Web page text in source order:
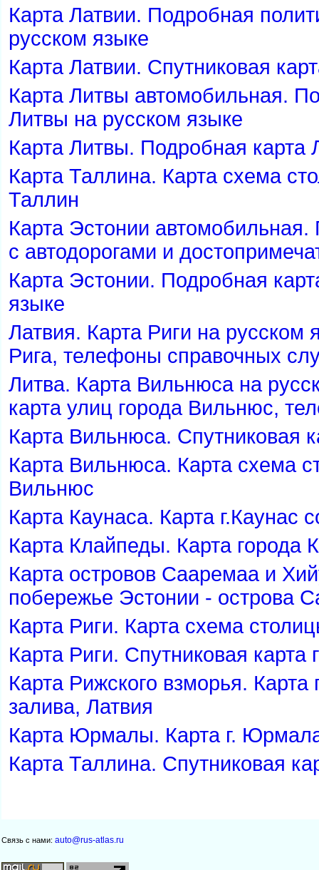
Карта Латвии. Подробная
русском языке
Карта Латвии. Спутниковая
Карта Литвы автомобильная.
Литвы на русском языке
Карта Литвы. Подробная карта
Карта Таллина. Карта схема
Таллин
Карта Эстонии
с автодорогами и
Карта Эстонии. Подробная
языке
Латвия. Карта Риги на русском
Рига, телефоны справочных
Литва. Карта Вильнюса на
карта улиц города Вильнюс,
Карта Вильнюса. Спутниковая
Карта Вильнюса. Карта схема
ильнюс
Карта Каунаса. Карта г.Каунас
Карта Клайпеды. Карта города
Карта островов Сааремаа и
побережье Эстонии - острова
Карта Риги. Карта схема
Карта Риги. Спутниковая карта
Карта Рижского взморья.
залива, Латвия
Карта Юрмалы. Карта г.
Карта Таллина. Спутниковая
Связь с нами: auto@rus-atlas.ru